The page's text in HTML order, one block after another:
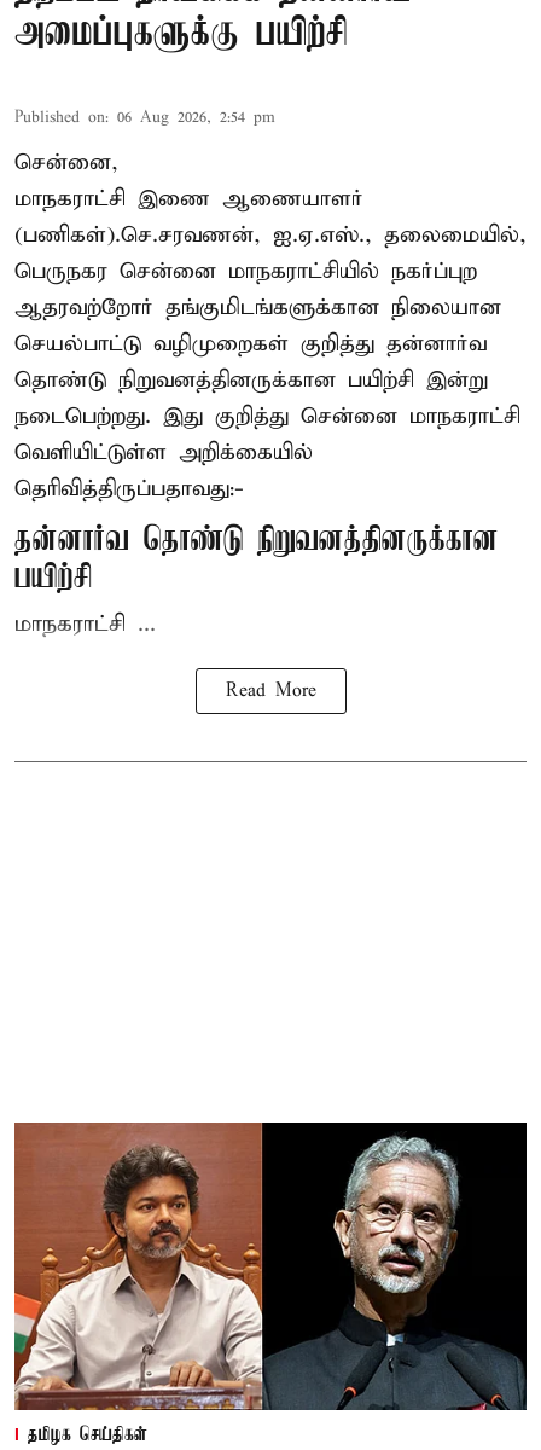
அமைப்புகளுக்கு பயிற்சி
Published on: 06 Aug 2026, 2:54 pm
சென்னை,
மாநகராட்சி இணை ஆணையாளர்
(பணிகள்).செ.சரவணன், ஐ.ஏ.எஸ்., தலைமையில்,
பெருநகர சென்னை மாநகராட்சியில் நகர்ப்புற
ஆதரவற்றோர் தங்குமிடங்களுக்கான நிலையான
செயல்பாட்டு வழிமுறைகள் குறித்து தன்னார்வ
தொண்டு நிறுவனத்தினருக்கான பயிற்சி இன்று
நடைபெற்றது. இது குறித்து சென்னை மாநகராட்சி
வெளியிட்டுள்ள அறிக்கையில்
தெரிவித்திருப்பதாவது:-
தன்னார்வ தொண்டு நிறுவனத்தினருக்கான
பயிற்சி
மாநகராட்சி ...
Read More
தமிழக செய்திகள்